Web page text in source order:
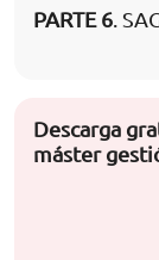
PARTE 6.
Descarga
máster